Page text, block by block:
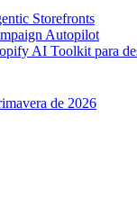
Storefronts
Autopilot
AI Toolkit para
de 2026